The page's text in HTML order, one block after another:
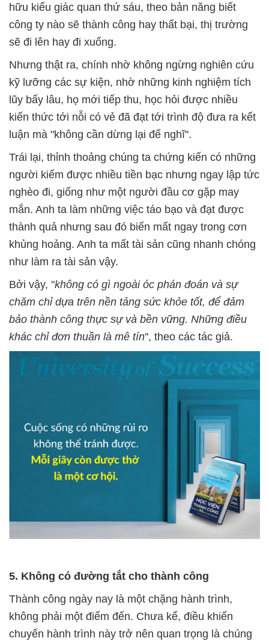
hữu kiểu giác quan thứ sáu, theo bản năng biết
công ty nào sẽ thành công hay thất bại, thị trường
sẽ đi lên hay đi xuống.
Nhưng thật ra, chính nhờ không ngừng nghiên cứu
kỹ lưỡng các sự kiện, nhờ những kinh nghiệm tích
lũy bấy lâu, họ mới tiếp thu, học hỏi được nhiều
kiến thức tới nỗi có vẻ đã đạt tới trình độ đưa ra kết
luận mà "không cần dừng lại để nghĩ''.
Trái lại, thỉnh thoảng chúng ta chứng kiến có những
người kiếm được nhiều tiền bạc nhưng ngay lập tức
nghèo đi, giống như một người đầu cơ gặp may
mắn. Anh ta làm những việc táo bạo và đạt được
thành quả nhưng sau đó biến mất ngay trong cơn
khủng hoảng. Anh ta mất tài sản cũng nhanh chóng
như làm ra tài sản vậy.
Bởi vậy, "không có gì ngoài óc phán đoán và sự
chăm chỉ dựa trên nền tảng sức khỏe tốt, để đảm
bảo thành công thực sự và bền vững. Những điều
khác chỉ đơn thuần là mê tín'', theo các tác giả.
5. Không có đường tắt cho thành công
Thành công ngày nay là một chặng hành trình,
không phải một điểm đến. Chưa kể, điều khiến
chuyến hành trình này trở nên quan trọng là chúng